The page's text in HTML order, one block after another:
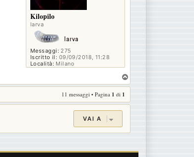
Kilopilo
larva
Messaggi: 275
Iscritto il: 09/09/2018, 11:28
Località: Milano
o
11 messaggi • Pagina 1 di 1
VAI A